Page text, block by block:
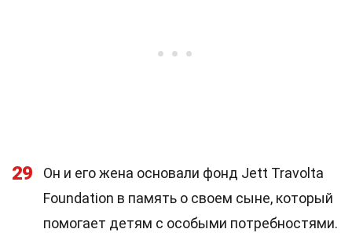
29
Он и его жена основали фонд Jett Travolta
Foundation в память о своем сыне, который
помогает детям с особыми потребностями.